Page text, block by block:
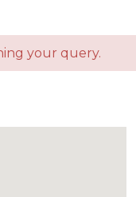
your query.